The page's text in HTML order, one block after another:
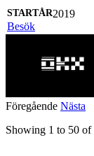
2019
Besök
Föregående Nästa
Showing 1 to 50 of